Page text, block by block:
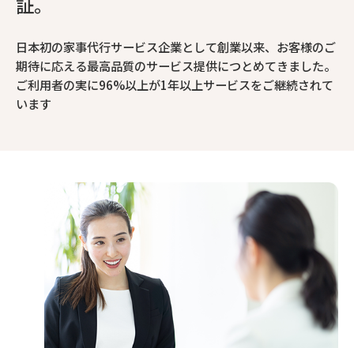
日本初の家事代行サービス企業として創業以来、お客様のご
期待に応える最高品質のサービス提供につとめてきました。
ご利用者の実に96%以上が1年以上サービスをご継続されて
います